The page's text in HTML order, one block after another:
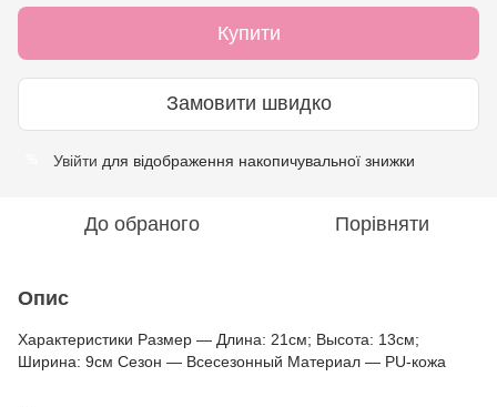
Купити
Замовити швидко
Увійти для відображення накопичувальної знижки
До обраного Порівняти
Опис
Характеристики Размер — Длина: 21см; Высота: 13см;
Ширина: 9см Сезон — Всесезонный Материал — PU-кожа